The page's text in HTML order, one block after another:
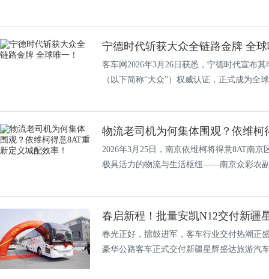
宁德时代斩获大众全链路金牌 全
客车网2026年3月26日获悉，宁德时代宣布
（以下简称“大众”）权威认证，正式成为全
物流老司机为何集体围观？依维柯
2026年3月25日，南京依维柯将得意8AT南
极具活力的物流与生活枢纽——南京众彩农
春启新程！批量安凯N12交付新疆
春光正好，擂鼓进军，客车行业交付热潮正
豪华公路客车正式交付新疆星辉盛达旅游汽